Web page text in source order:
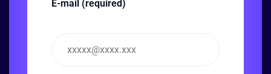
E-mail (required)